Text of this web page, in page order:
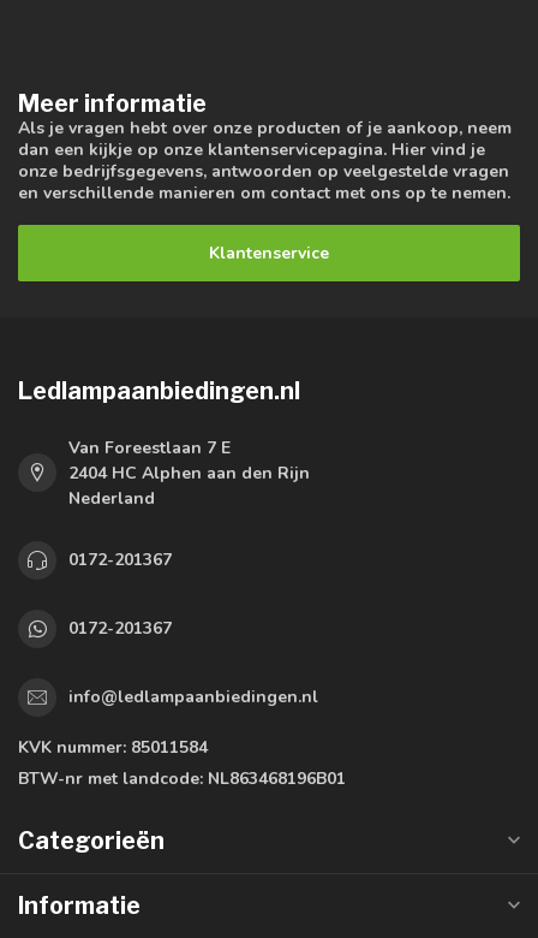
Meer informatie
Als je vragen hebt over onze producten of je aankoop, neem
dan een kijkje op onze klantenservicepagina. Hier vind je
onze bedrijfsgegevens, antwoorden op veelgestelde vragen
en verschillende manieren om contact met ons op te nemen.
Klantenservice
Ledlampaanbiedingen.nl
Van Foreestlaan 7 E
2404 HC Alphen aan den Rijn
Nederland
0172-201367
0172-201367
info@ledlampaanbiedingen.nl
KVK nummer: 85011584
BTW-nr met landcode: NL863468196B01
Categorieën
Informatie